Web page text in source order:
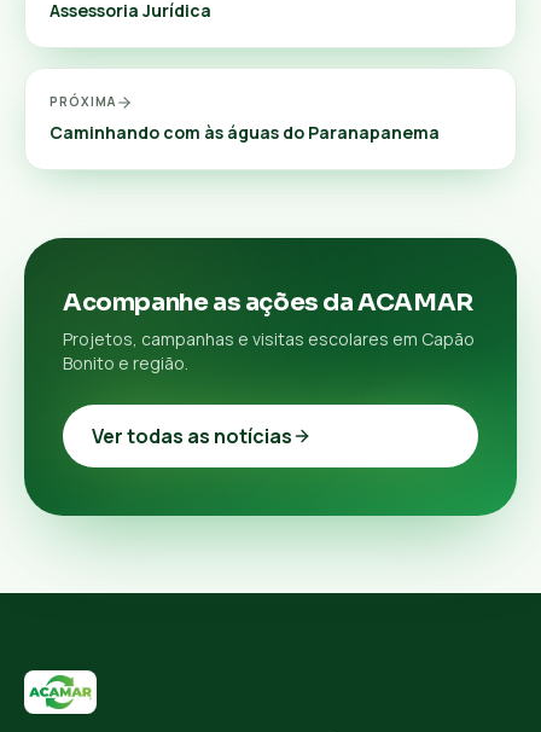
Assessoria Jurídica
PRÓXIMA
Caminhando com às águas do Paranapanema
Acompanhe as ações da ACAMAR
Projetos, campanhas e visitas escolares em Capão
Bonito e região.
Ver todas as notícias